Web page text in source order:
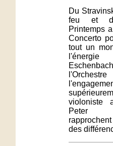
Du
feu et
Printemps
Concerto
tout un
l'énergie
violoniste
Peter
des